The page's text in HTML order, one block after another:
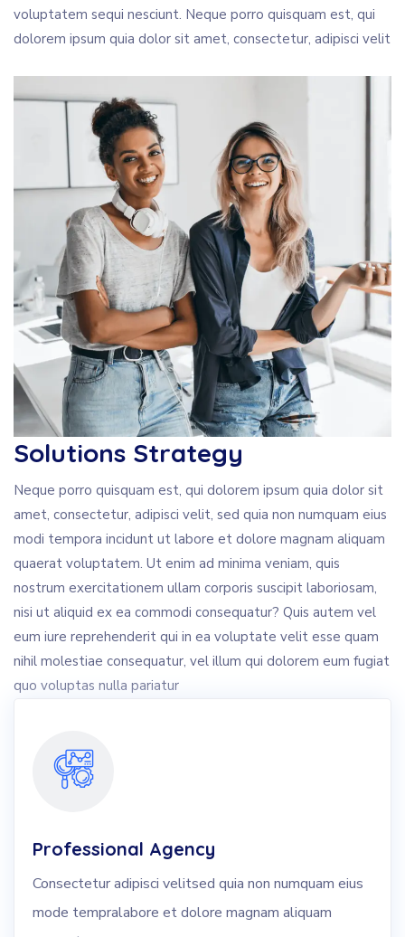
voluptatem sequi nesciunt. Neque porro quisquam est, qui
dolorem ipsum quia dolor sit amet, consectetur, adipisci velit
Solutions Strategy
Neque porro quisquam est, qui dolorem ipsum quia dolor sit
amet, consectetur, adipisci velit, sed quia non numquam eius
modi tempora incidunt ut labore et dolore magnam aliquam
quaerat voluptatem. Ut enim ad minima veniam, quis
nostrum exercitationem ullam corporis suscipit laboriosam,
nisi ut aliquid ex ea commodi consequatur? Quis autem vel
eum iure reprehenderit qui in ea voluptate velit esse quam
nihil molestiae consequatur, vel illum qui dolorem eum fugiat
quo voluptas nulla pariatur
Professional Agency
Consectetur adipisci velitsed quia non numquam eius
mode tempralabore et dolore magnam aliquam